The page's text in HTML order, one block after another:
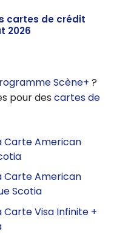
cartes de crédit
2026
Scène+ ?
pour des cartes de
Carte American
Carte American
Scotia
Visa Infinite +